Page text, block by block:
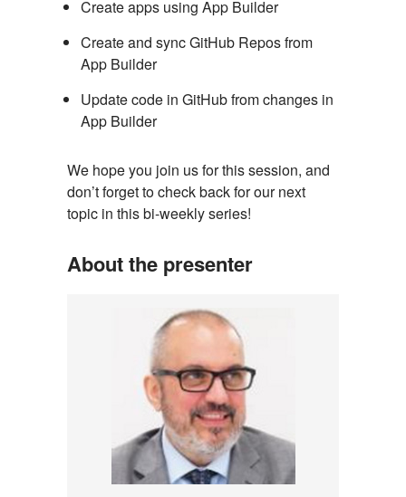
Create apps using App Builder
Create and sync GitHub Repos from
App Builder
Update code in GitHub from changes in
App Builder
We hope you join us for this session, and
don’t forget to check back for our next
topic in this bi-weekly series!
About the presenter